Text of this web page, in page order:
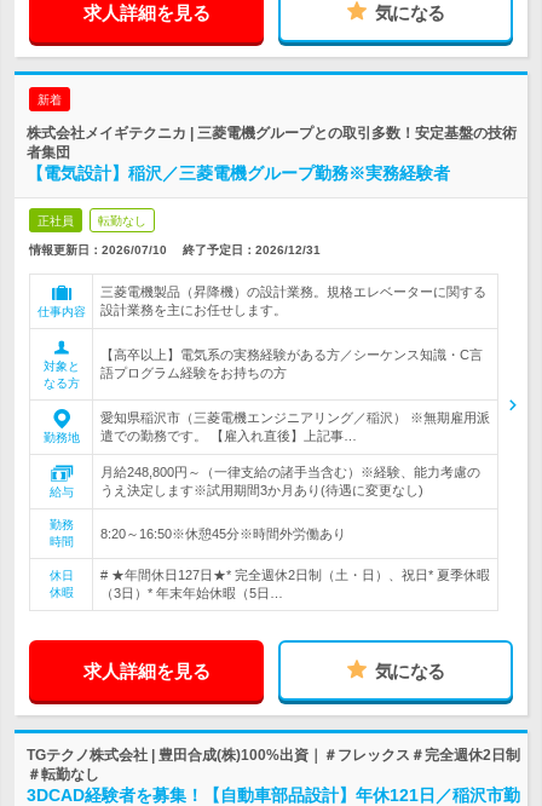
求人詳細を見る 気になる
新着
株式会社メイギテクニカ | 三菱電機グループとの取引多数！安定基盤の技術
者集団
【電気設計】稲沢／三菱電機グループ勤務※実務経験者
正社員 転勤なし
情報更新日：2026/07/10 終了予定日： 2026/12/31
仕事内容
三菱電機製品（昇降機）の設計業務。規格エレベーターに関する
設計業務を主にお任せします。
対象と
なる方
【高卒以上】電気系の実務経験がある方／シーケンス知識・C言
語プログラム経験をお持ちの方
勤務地
愛知県稲沢市（三菱電機エンジニアリング／稲沢） ※無期雇用派
遣での勤務です。 【雇入れ直後】上記事…
給与
月給248,800円～（一律支給の諸手当含む）※経験、能力考慮の
うえ決定します※試用期間3か月あり(待遇に変更なし)
勤務
時間
8:20～16:50※休憩45分※時間外労働あり
休日
休暇
# ★年間休日127日★* 完全週休2日制（土・日）、祝日* 夏季休暇
（3日）* 年末年始休暇（5日…
求人詳細を見る 気になる
TGテクノ株式会社 | 豊田合成(株)100%出資｜＃フレックス＃完全週休2日制
＃転勤なし
3DCAD経験者を募集！【自動車部品設計】年休121日／稲沢市勤